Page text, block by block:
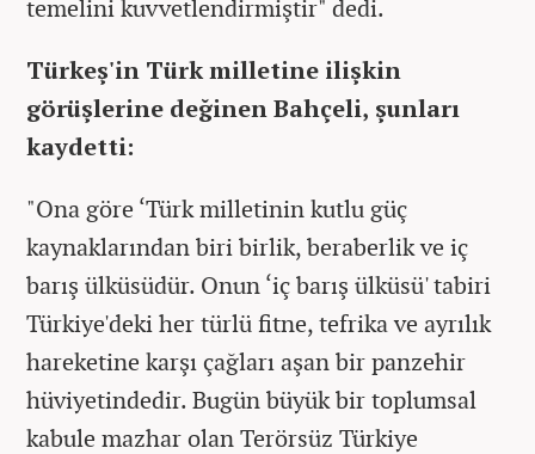
temelini kuvvetlendirmiştir" dedi.
Türkeş'in Türk milletine ilişkin
görüşlerine değinen Bahçeli, şunları
kaydetti:
"Ona göre ‘Türk milletinin kutlu güç
kaynaklarından biri birlik, beraberlik ve iç
barış ülküsüdür. Onun ‘iç barış ülküsü' tabiri
Türkiye'deki her türlü fitne, tefrika ve ayrılık
hareketine karşı çağları aşan bir panzehir
hüviyetindedir. Bugün büyük bir toplumsal
kabule mazhar olan Terörsüz Türkiye